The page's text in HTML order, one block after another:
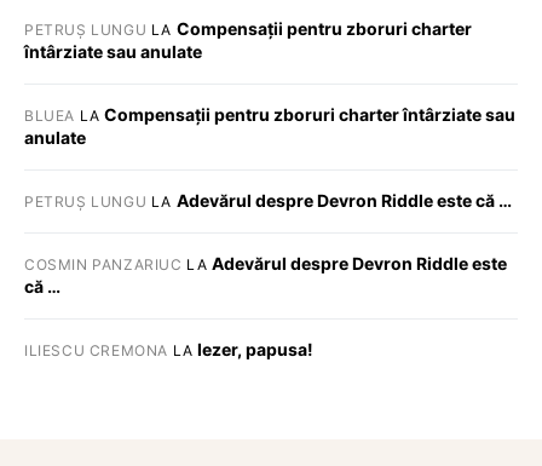
PETRUȘ LUNGU LA Compensații pentru zboruri charter
întârziate sau anulate
BLUEA LACompensații pentru zboruri charter întârziate sau
anulate
PETRUȘ LUNGU LA Adevărul despre Devron Riddle este că …
COSMIN PANZARIUC LA Adevărul despre Devron Riddle este
că …
ILIESCU CREMONA LA Iezer, papusa!